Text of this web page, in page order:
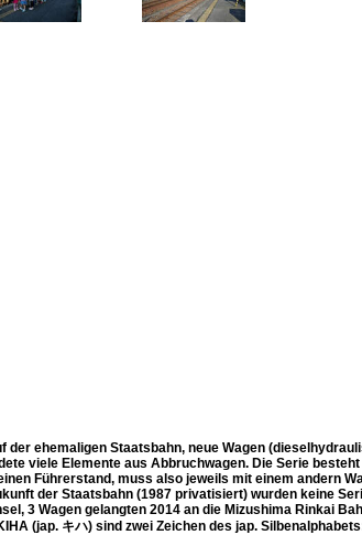
ehemaligen Staatsbahn, neue Wagen
viele Elemente aus Abbruchwagen. Die Serie besteht
Führerstand, muss also jeweils mit einem andern
der Staatsbahn (1987 privatisiert) wurden keine
3 Wagen gelangten 2014 an die Mizushima Rinkai
(jap. キハ) sind zwei Zeichen des jap.